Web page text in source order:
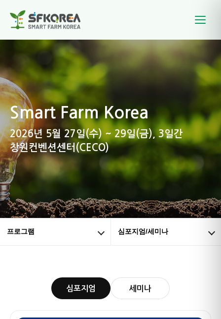
Smart Farm Korea
2026년 5월 27일(수) ~ 29일(금), 3일간
창원컨벤션센터(CECO)
프로그램 심포지엄/세미나
심포지엄 세미나